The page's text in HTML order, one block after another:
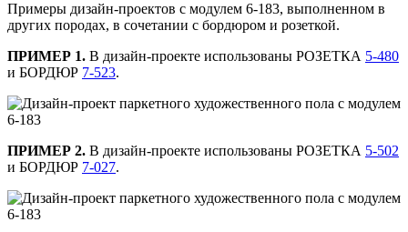
Примеры дизайн-проектов с модулем 6-183, выполненном в
других породах, в сочетании с бордюром и розеткой.
ПРИМЕР 1. В дизайн-проекте использованы РОЗЕТКА 5-480
и БОРДЮР 7-523.
ПРИМЕР 2. В дизайн-проекте использованы РОЗЕТКА 5-502
и БОРДЮР 7-027.